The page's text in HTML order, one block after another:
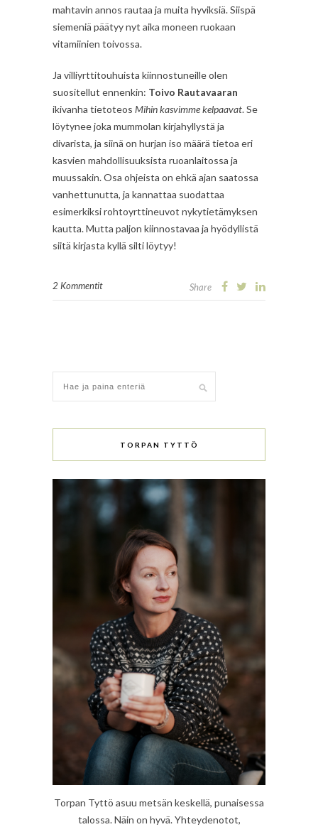
mahtavin annos rautaa ja muita hyviksiä. Siispä
siemeniä päätyy nyt aika moneen ruokaan
vitamiinien toivossa.
Ja villiyrttitouhuista kiinnostuneille olen
suositellut ennenkin: Toivo Rautavaaran
ikivanha tietoteos Mihin kasvimme kelpaavat. Se
löytynee joka mummolan kirjahyllystä ja
divarista, ja siinä on hurjan iso määrä tietoa eri
kasvien mahdollisuuksista ruoanlaitossa ja
muussakin. Osa ohjeista on ehkä ajan saatossa
vanhettunutta, ja kannattaa suodattaa
esimerkiksi rohtoyrttineuvot nykytietämyksen
kautta. Mutta paljon kiinnostavaa ja hyödyllistä
siitä kirjasta kyllä silti löytyy!
2 Kommentit Share
TORPAN TYTTÖ
Torpan Tyttö asuu metsän keskellä, punaisessa
talossa. Näin on hyvä. Yhteydenotot,